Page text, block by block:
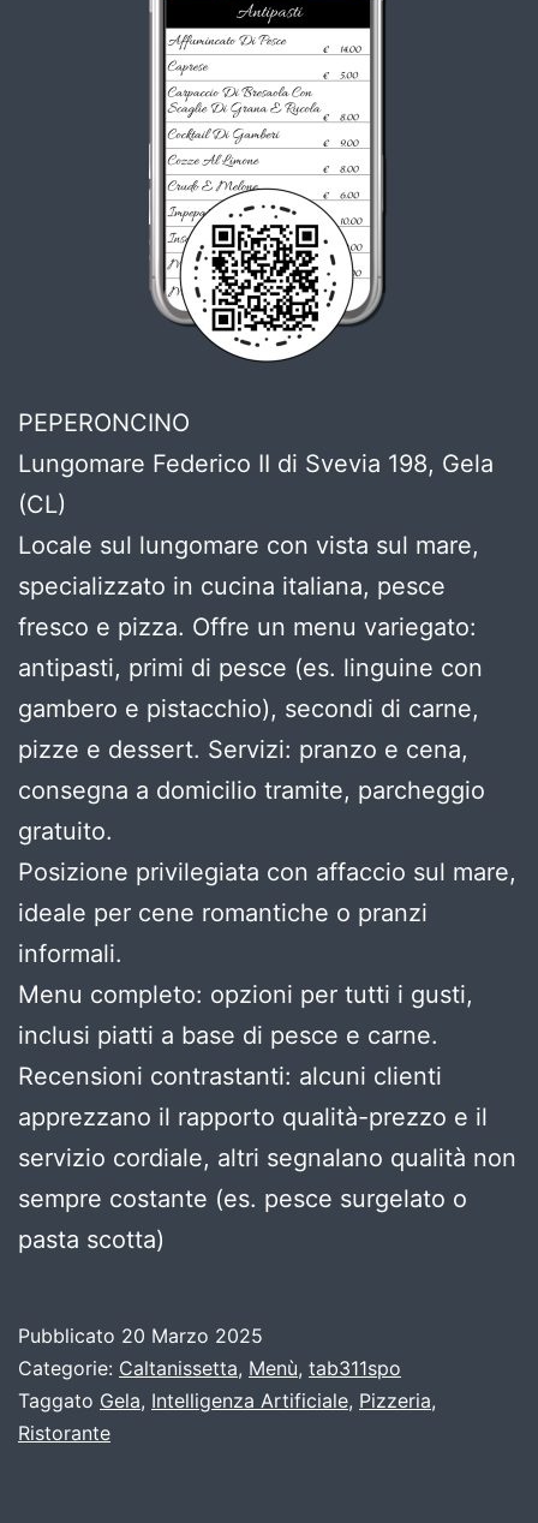
PEPERONCINO
Lungomare Federico II di Svevia 198, Gela
(CL)
Locale sul lungomare con vista sul mare,
specializzato in cucina italiana, pesce
fresco e pizza. Offre un menu variegato:
antipasti, primi di pesce (es. linguine con
gambero e pistacchio), secondi di carne,
pizze e dessert. Servizi: pranzo e cena,
consegna a domicilio tramite, parcheggio
gratuito.
Posizione privilegiata con affaccio sul mare,
ideale per cene romantiche o pranzi
informali.
Menu completo: opzioni per tutti i gusti,
inclusi piatti a base di pesce e carne.
Recensioni contrastanti: alcuni clienti
apprezzano il rapporto qualità-prezzo e il
servizio cordiale, altri segnalano qualità non
sempre costante (es. pesce surgelato o
pasta scotta)
Pubblicato 20 Marzo 2025
Categorie: Caltanissetta, Menù, tab311spo
Taggato Gela, Intelligenza Artificiale, Pizzeria,
Ristorante